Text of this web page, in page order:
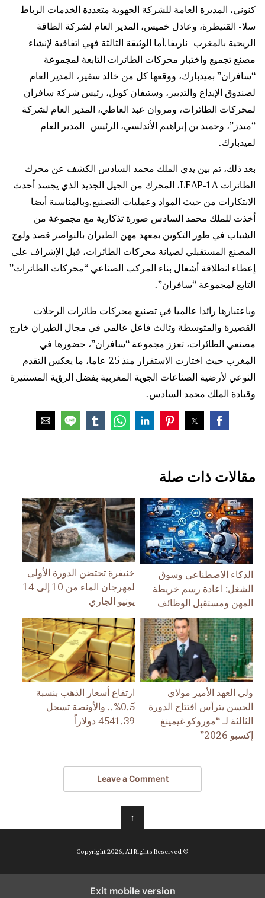
كنوني، المديرة العامة للشركة الجهوية متعددة الخدمات الرباط-
سلا- القنيطرة، وعادل خميس، المدير العام لشركة الطاقة
الريحية بالمغرب- ناريفا.أما الوثيقة الثالثة فهي اتفاقية لإنشاء
مصنع تجميع واختبار محركات الطائرات التابعة لمجموعة
“سافران” بميدبارك، ووقعها كل من خالد سفير، المدير العام
لصندوق الإيداع والتدبير، وستيفان كويل، رئيس شركة سافران
لمحركات الطائرات، ومروان عبد العاطي، المدير العام لشركة
“ميدز”، وحميد بن إبراهيم الأندلسي، الرئيس- المدير العام
لميدبارك.
بعد ذلك، تم بين يدي الملك محمد السادس الكشف عن محرك
الطائرات LEAP-1A، المحرك من الجيل الجديد الذي يجسد أحدث
الابتكارات من حيث المواد وعمليات التصنيع.وبالمناسبة أيضا
أخذت للملك محمد السادس صورة تذكارية مع مجموعة من
الشباب في طور التكوين بمعهد مهن الطيران بالنواصر قصد ولوج
المصنع المستقبلي لصيانة محركات الطائرات، قبل الإشراف على
إعطاء انطلاقة أشغال بناء المركب الصناعي “محركات الطائرات”
التابع لمجموعة “سافران”.
وباعتبارها رائدا عالميا في تصنيع محركات طائرات الرحلات
القصيرة والمتوسطة وثالث فاعل عالمي في مجال الطيران خارج
مصنعي الطائرات، تعزز مجموعة “سافران”، حضورها في
المغرب حيث اختارت الاستقرار منذ 25 عاما، ما يعكس التقدم
النوعي لأرضية الصناعات الجوية المغربية بفضل الرؤية المستنيرة
وقيادة الملك محمد السادس.
مقالات ذات صلة
الذكاء الاصطناعي وسوق
الشغل: اعادة رسم خريطة
المهن ومستقبل الوظائف
خنيفرة تحتضن الدورة الأولى
لمهرجان الماء من 10 إلى 14
يونيو الجاري
ولي العهد الأمير مولاي
الحسن يترأس افتتاح الدورة
الثالثة لـ “موروكو غيمينغ
إكسبو 2026”
ارتفاع أسعار الذهب بنسبة
0.5%.. والأونصة تسجل
4541.39 دولاراً
Leave a Comment
↑
© Copyright 2026, All Rights Reserved
Exit mobile version